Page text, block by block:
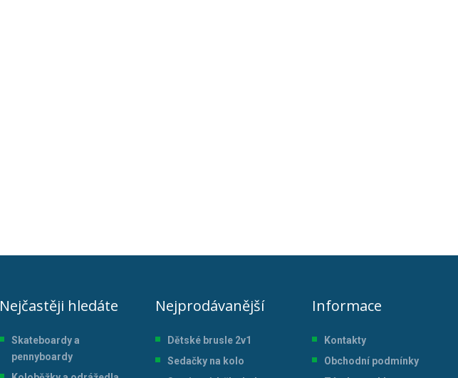
Nejčastěji hledáte
Skateboardy a
pennyboardy
Nejprodávanější
Dětské brusle 2v1
Sedačky na kolo
Informace
Kontakty
Obchodní podmínky